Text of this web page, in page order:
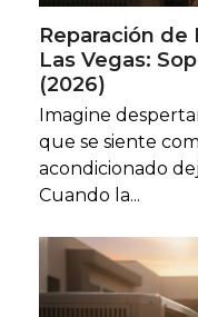
Reparación de
Las Vegas:
(2026)
Imagine
que se siente
acondicionado
Cuando la...